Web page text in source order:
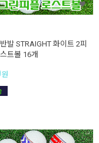
발 STRAIGHT 화이트 2피
트볼 16개
원